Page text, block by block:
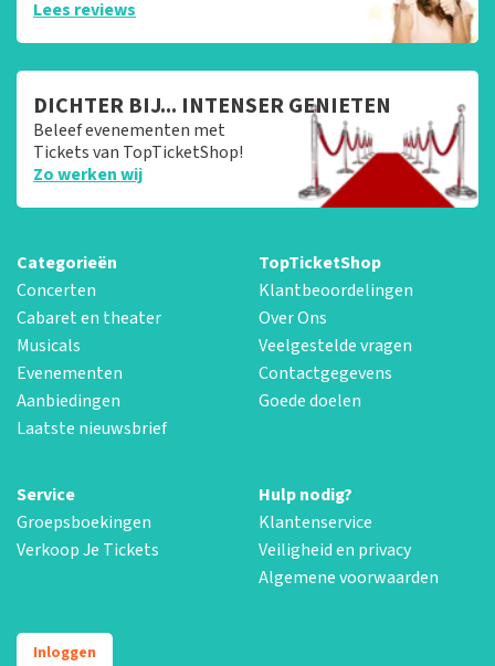
Lees reviews
DICHTER BIJ... INTENSER GENIETEN
Beleef evenementen met
Tickets van TopTicketShop!
Zo werken wij
Categorieën
Concerten
Cabaret en theater
Musicals
Evenementen
Aanbiedingen
Laatste nieuwsbrief
TopTicketShop
Klantbeoordelingen
Over Ons
Veelgestelde vragen
Contactgegevens
Goede doelen
Service
Groepsboekingen
Verkoop Je Tickets
Hulp nodig?
Klantenservice
Veiligheid en privacy
Algemene voorwaarden
Inloggen